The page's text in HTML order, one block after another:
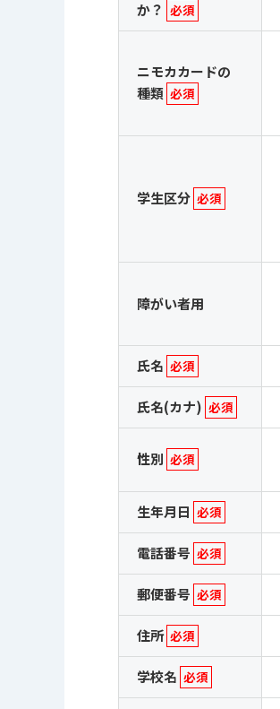
か？ 必須
ニモカカードの
種類 必須
学生区分 必須
障がい者用
氏名 必須
氏名(カナ) 必須
性別 必須
生年月日 必須
電話番号 必須
郵便番号 必須
住所 必須
学校名 必須